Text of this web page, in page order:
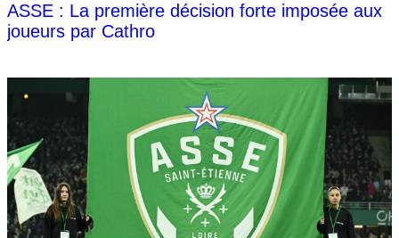
ASSE : La première décision forte imposée aux
joueurs par Cathro